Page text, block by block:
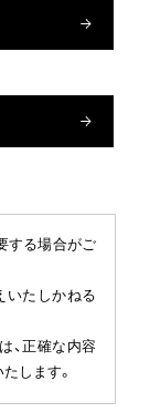
する場合がご
いたしかねる
、正確な内容
します。